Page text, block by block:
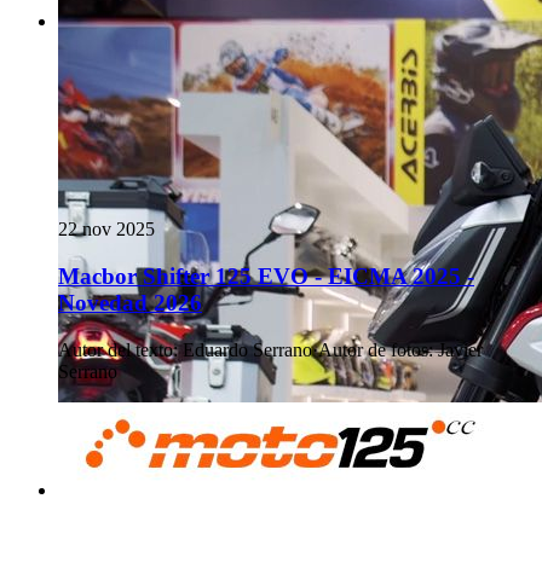
22 nov 2025
Macbor Shifter 125 EVO - EICMA 2025 -
Novedad 2026
Autor del texto: Eduardo Serrano·Autor de fotos: Javier
Serrano